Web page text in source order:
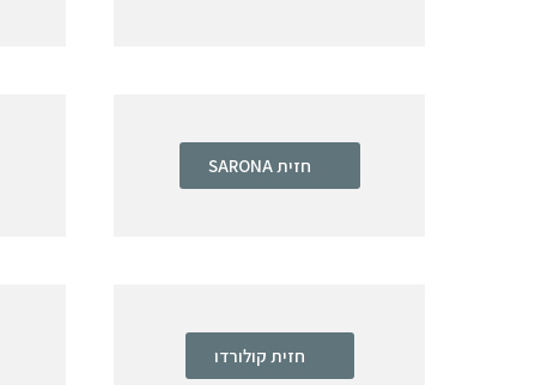
חזית SARONA
חזית קולורדו